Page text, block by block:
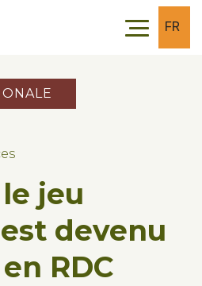
FR
jeu
devenu
RDC